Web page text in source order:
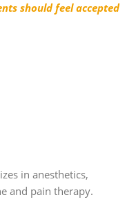
should feel accepted
in anesthetics,
and pain therapy.